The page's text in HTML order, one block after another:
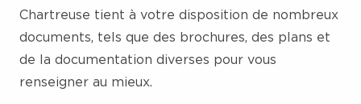
Chartreuse tient à votre disposition de nombreux
documents, tels que des brochures, des plans et
de la documentation diverses pour vous
renseigner au mieux.